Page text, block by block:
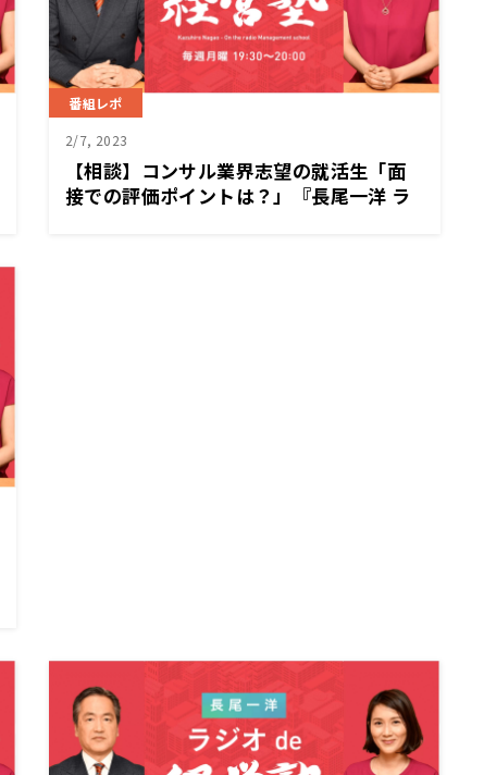
番組レポ
2/7, 2023
【相談】コンサル業界志望の就活生「面
接での評価ポイントは？」『長尾一洋 ラ